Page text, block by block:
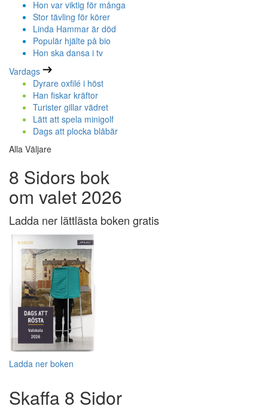
Hon var viktig för många
Stor tävling för körer
Linda Hammar är död
Populär hjälte på bio
Hon ska dansa i tv
Vardags
Dyrare oxfilé i höst
Han fiskar kräftor
Turister gillar vädret
Lätt att spela minigolf
Dags att plocka blåbär
Alla Väljare
8 Sidors bok
om valet 2026
Ladda ner lättlästa boken gratis
Ladda ner boken
Skaffa 8 Sidor